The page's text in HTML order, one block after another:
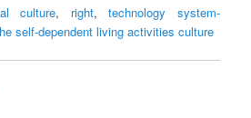
culture, right,technology system-
self-dependent living activities culture